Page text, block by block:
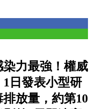
力最強！權威
日發表小型研
放量，約第10